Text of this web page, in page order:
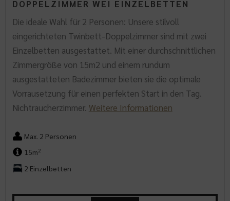
DOPPELZIMMER WEI EINZELBETTEN
Die ideale Wahl für 2 Personen: Unsere stilvoll
eingerichteten Twinbett-Doppelzimmer sind mit zwei
Einzelbetten ausgestattet. Mit einer durchschnittlichen
Zimmergröße von 15m2 und einem rundum
ausgestatteten Badezimmer bieten sie die optimale
Vorrausetzung für einen perfekten Start in den Tag.
Nichtraucherzimmer. Weitere Informationen
Max. 2 Personen
15m2
2 Einzelbetten